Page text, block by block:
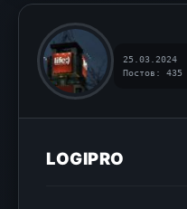
25.03.2024
Постов: 435
LOGIPRO